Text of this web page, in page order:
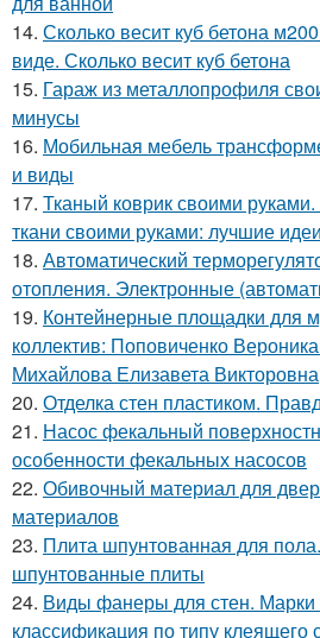
14. Сколько весит куб бетона
виде. Сколько весит куб бетона
15. Гараж из металлопрофиля
минусы
16. Мобильная мебель
и виды
17. Тканый коврик своими руками.
ткани своими руками: лучшие идеи
18. Автоматический
отопления. Электронные
19. Контейнерные площадки для
коллектив: Поповиченко
Михайлова Елизавета Викторовна
20. Отделка стен пластиком.
21. Насос фекальный
особенности фекальных насосов
22. Обивочный материал для
материалов
23. Плита шпунтованная для
шпунтованные плиты
24. Виды фанеры для стен.
классификация по типу клеящего